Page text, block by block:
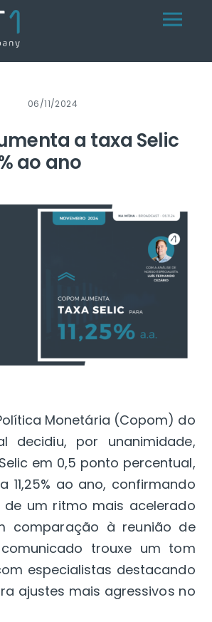
Menu
06/11/2024
a taxa Selic
ao ano
Monetária (Copom) do
decidiu, por unanimidade,
em 0,5 ponto percentual,
11,25% ao ano, confirmando
de um ritmo mais acelerado
comparação à reunião de
trouxe um tom
especialistas destacando
ajustes mais agressivos no